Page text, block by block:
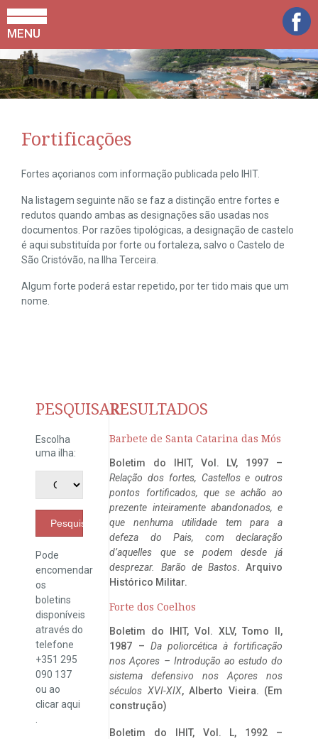
MENU
Fortificações
Fortes açorianos com informação publicada pelo IHIT.
Na listagem seguinte não se faz a distinção entre fortes e
redutos quando ambas as designações são usadas nos
documentos. Por razões tipológicas, a designação de castelo
é aqui substituída por forte ou fortaleza, salvo o Castelo de
São Cristóvão, na Ilha Terceira.
Algum forte poderá estar repetido, por ter tido mais que um
nome.
PESQUISAR
Escolha
uma ilha:
Pesquisar
Pode
encomendar
os
boletins
disponíveis
através do
telefone
+351 295
090 137
ou ao
clicaraqui
RESULTADOS
Barbete de Santa Catarina das Mós
Boletim do IHIT, Vol. LV, 1997 –
Relação dos fortes, Castellos e outros
pontos fortificados, que se achão ao
prezente inteiramente abandonados, e
que nenhuma utilidade tem para a
defeza do Pais, com declaração
d’aquelles que se podem desde já
desprezar. Barão de Bastos. Arquivo
Histórico Militar.
Forte dos Coelhos
Boletim do IHIT, Vol. XLV, Tomo II,
1987 – Da poliorcética à fortificação
nos Açores – Introdução ao estudo do
sistema defensivo nos Açores nos
séculos XVI-XIX, Alberto Vieira. (Em
construção)
Boletim do IHIT, Vol. L, 1992 –